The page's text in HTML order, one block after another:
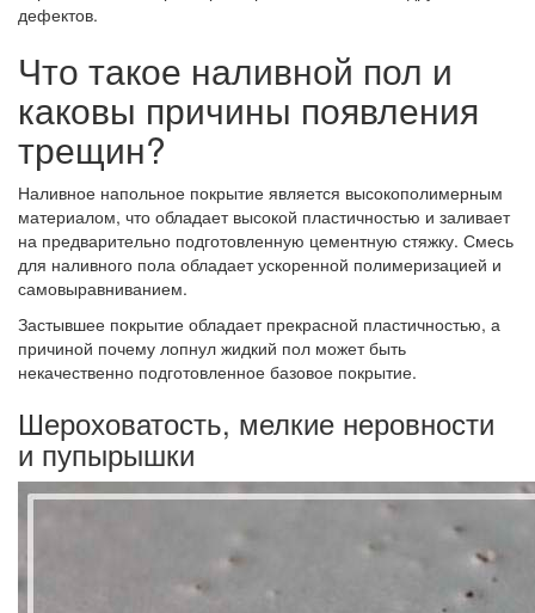
дефектов.
Что такое наливной пол и
каковы причины появления
трещин?
Наливное напольное покрытие является высокополимерным
материалом, что обладает высокой пластичностью и заливает
на предварительно подготовленную цементную стяжку. Смесь
для наливного пола обладает ускоренной полимеризацией и
самовыравниванием.
Застывшее покрытие обладает прекрасной пластичностью, а
причиной почему лопнул жидкий пол может быть
некачественно подготовленное базовое покрытие.
Шероховатость, мелкие неровности
и пупырышки